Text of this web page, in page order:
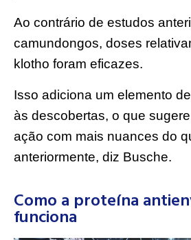
Ao contrário de estudos
camundongos, doses
klotho foram eficazes.
Isso adiciona um elemento
às descobertas, o que
ação com mais nuances do
anteriormente, diz Busche.
Como a proteína
funciona